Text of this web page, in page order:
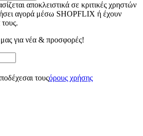
αποκλειστικά σε κριτικές χρηστών
αγορά μέσω SHOPFLIX ή έχουν
για νέα & προσφορές!
τουςόρους χρήσης